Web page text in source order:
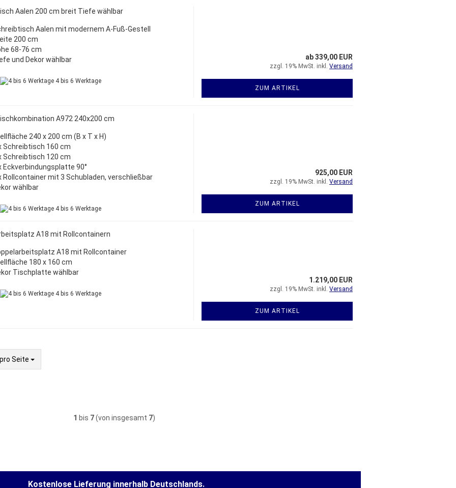
Aalen 200 cm breit Tiefe wählbar
Aalen mit modernem A-Fuß-Gestell
200 cm
68-76 cm
und Dekor wählbar
4 bis 6 Werktage
ab 339,00 EUR
zzgl. 19% MwSt. inkl. Versand
ZUM ARTIKEL
A972 240x200 cm
240 x 200 cm (B x T x H)
Schreibtisch 160 cm
Schreibtisch 120 cm
Eckverbindungsplatte 90°
Rollcontainer mit 3 Schubladen, verschließbar
wählbar
4 bis 6 Werktage
925,00 EUR
zzgl. 19% MwSt. inkl. Versand
ZUM ARTIKEL
A18 mit Rollcontainern
A18 mit Rollcontainer
180 x 160 cm
Tischplatte wählbar
4 bis 6 Werktage
1.219,00 EUR
zzgl. 19% MwSt. inkl. Versand
ZUM ARTIKEL
Seite
1 bis 7(von insgesamt 7)
Kostenlose Lieferung innerhalb Deutschlands.